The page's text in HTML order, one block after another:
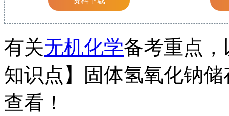
有关无机化学备考重点
知识点】固体氢氧化钠
查看！